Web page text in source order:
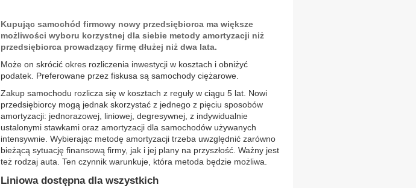
Kupując samochód firmowy nowy przedsiębiorca ma większe
możliwości wyboru korzystnej dla siebie metody amortyzacji niż
przedsiębiorca prowadzący firmę dłużej niż dwa lata.
Może on skrócić okres rozliczenia inwestycji w kosztach i obniżyć
podatek. Preferowane przez fiskusa są samochody ciężarowe.
Zakup samochodu rozlicza się w kosztach z reguły w ciągu 5 lat. Nowi
przedsiębiorcy mogą jednak skorzystać z jednego z pięciu sposobów
amortyzacji: jednorazowej, liniowej, degresywnej, z indywidualnie
ustalonymi stawkami oraz amortyzacji dla samochodów używanych
intensywnie. Wybierając metodę amortyzacji trzeba uwzględnić zarówno
bieżącą sytuację finansową firmy, jak i jej plany na przyszłość. Ważny jest
też rodzaj auta. Ten czynnik warunkuje, która metoda będzie możliwa.
Liniowa dostępna dla wszystkich